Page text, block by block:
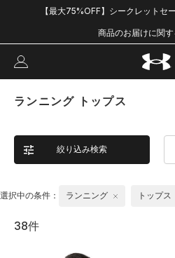
【最大75%OFF】シークレットセ
商品のお届けに関
ランニング トップス
絞り込み検索
選択中の条件： ランニング トップス
38件